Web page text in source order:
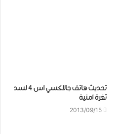
تحديث هاتف جالاكسي اس 4 لسد
ثغرة امنية
2013/09/15